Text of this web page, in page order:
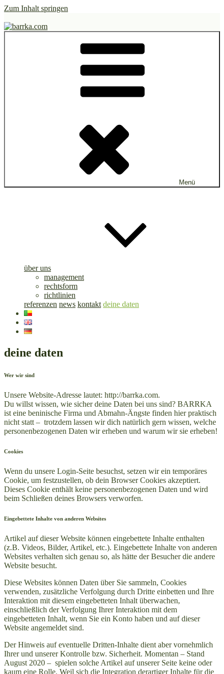
Zum Inhalt springen
green marketing. photo & video production
Menü
über uns
management
rechtsform
richtlinien
referenzen news kontakt deine daten
deine daten
Wer wir sind
Unsere Website-Adresse lautet: http://barrka.com.
Du willst wissen, wie sicher deine Daten bei uns sind? BARRKA
ist eine beninische Firma und Abmahn-Ängste finden hier praktisch
nicht statt – trotzdem lassen wir dich natürlich gern wissen, welche
personenbezogenen Daten wir erheben und warum wir sie erheben!
Cookies
Wenn du unsere Login-Seite besuchst, setzen wir ein temporäres
Cookie, um festzustellen, ob dein Browser Cookies akzeptiert.
Dieses Cookie enthält keine personenbezogenen Daten und wird
beim Schließen deines Browsers verworfen.
Eingebettete Inhalte von anderen Websites
Artikel auf dieser Website können eingebettete Inhalte enthalten
(z.B. Videos, Bilder, Artikel, etc.). Eingebettete Inhalte von anderen
Websites verhalten sich genau so, als hätte der Besucher die andere
Website besucht.
Diese Websites können Daten über Sie sammeln, Cookies
verwenden, zusätzliche Verfolgung durch Dritte einbetten und Ihre
Interaktion mit diesem eingebetteten Inhalt überwachen,
einschließlich der Verfolgung Ihrer Interaktion mit dem
eingebetteten Inhalt, wenn Sie ein Konto haben und auf dieser
Website angemeldet sind.
Der Hinweis auf eventuelle Dritten-Inhalte dient aber vornehmlich
Ihrer und unserer Kontrolle bzw. Sicherheit. Momentan – Stand
August 2020 – spielen solche Artikel auf unserer Seite keine oder
kaum eine Rolle. Weil sich die Integration derartiger Inhalte für die